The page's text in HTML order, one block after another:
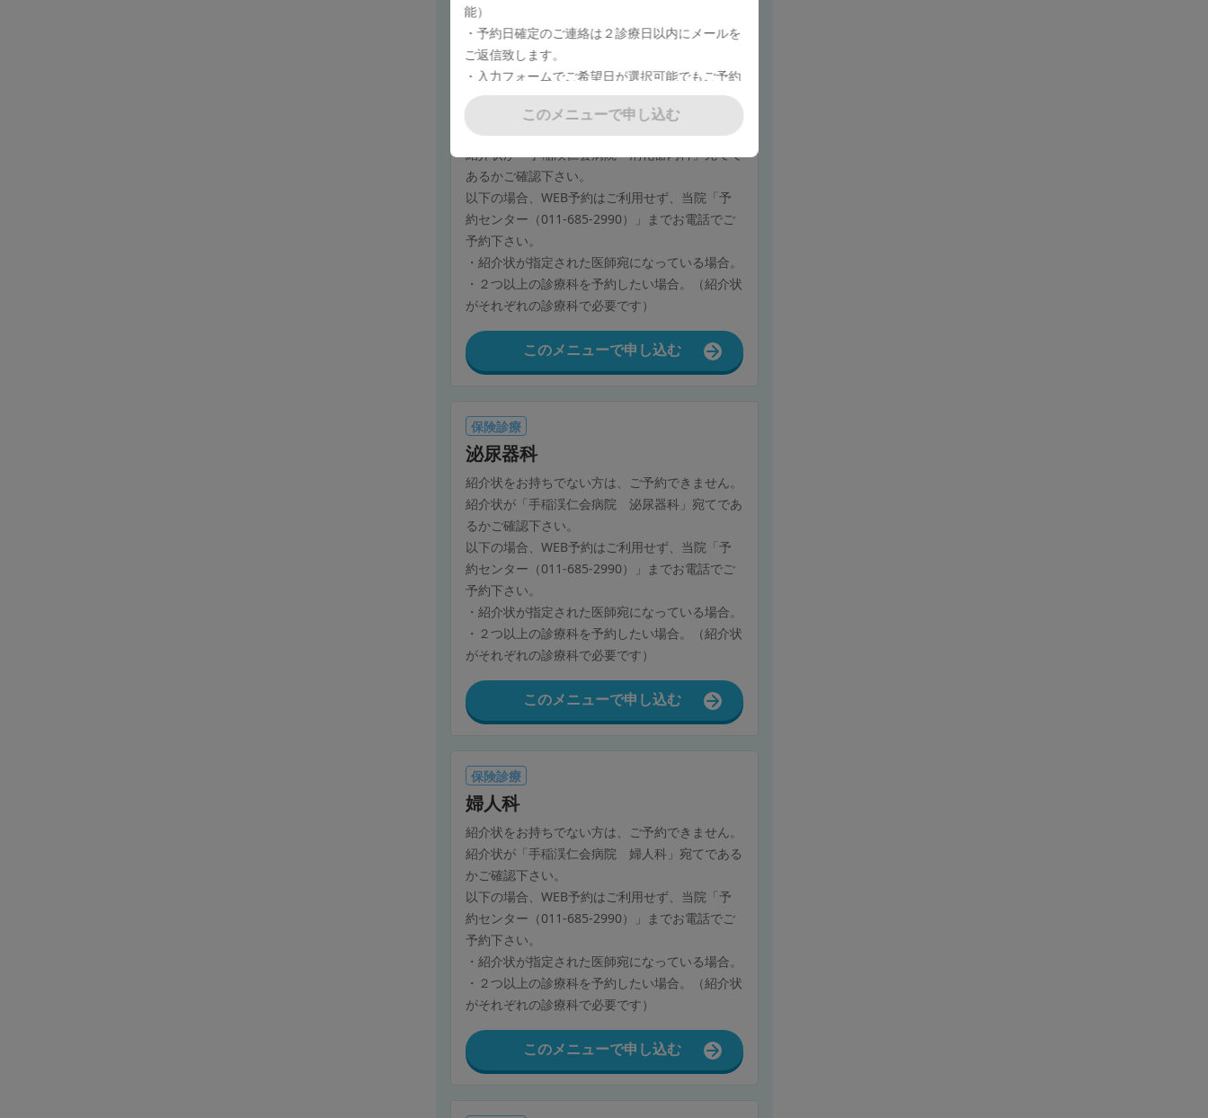
保険診療
消化器内科
紹介状をお持ちでない方は、ご予約できません。
紹介状が「手稲渓仁会病院 消化器内科」宛てで
あるかご確認下さい。
以下の場合、WEB予約はご利用せず、当院「予
約センター（011-685-2990）」までお電話でご
予約下さい。
・紹介状が指定された医師宛になっている場合。
・２つ以上の診療科を予約したい場合。（紹介状
がそれぞれの診療科で必要です）
このメニューで申し込む
保険診療
泌尿器科
紹介状をお持ちでない方は、ご予約できません。
紹介状が「手稲渓仁会病院 泌尿器科」宛てであ
るかご確認下さい。
以下の場合、WEB予約はご利用せず、当院「予
約センター（011-685-2990）」までお電話でご
予約下さい。
・紹介状が指定された医師宛になっている場合。
・２つ以上の診療科を予約したい場合。（紹介状
がそれぞれの診療科で必要です）
このメニューで申し込む
保険診療
婦人科
紹介状をお持ちでない方は、ご予約できません。
紹介状が「手稲渓仁会病院 婦人科」宛てである
かご確認下さい。
以下の場合、WEB予約はご利用せず、当院「予
約センター（011-685-2990）」までお電話でご
予約下さい。
・紹介状が指定された医師宛になっている場合。
・２つ以上の診療科を予約したい場合。（紹介状
がそれぞれの診療科で必要です）
このメニューで申し込む
能）
・予約日確定のご連絡は２診療日以内にメールを
ご返信致します。
・入力フォームでご希望日が選択可能でもご予約
がお取り出来ない場合がございます。
・ご希望日でのご予約が難しい場合は担当者より
ご連絡させていただきます。
・下記においては予約をお受けしておりませんの
で予めご了承ください。
予約フォームのカレンダー上でご選択いただけま
す下記祝日及び振り替え休日、年末年始のご予約
○2026年
1月 1日（木）、2日（金）、12日（月）
2月11日（水）、23日（月）
3月20日（金）
4月29日（水）
7月20日（月）
8月11日（火）
9月21日（月）～23日（水）
10月12日（月）
11月 3日（火）、23日（月）
12月30日（水）、31日（木）
このメニューで申し込む